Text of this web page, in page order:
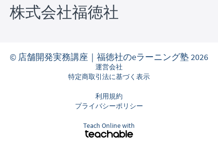
株式会社福徳社
© 店舗開発実務講座｜福徳社のeラーニング塾 2026
運営会社
特定商取引法に基づく表示
利用規約
プライバシーポリシー
Teach Online with